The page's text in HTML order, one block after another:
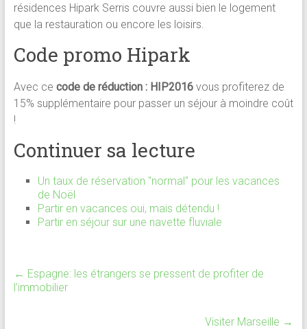
résidences Hipark Serris couvre aussi bien le logement
que la restauration ou encore les loisirs.
Code promo Hipark
Avec ce code de réduction : HIP2016vous profiterez de
15% supplémentaire pour passer un séjour à moindre coût
!
Continuer sa lecture
Un taux de réservation "normal" pour les vacances
de Noël
Partir en vacances oui, mais détendu !
Partir en séjour sur une navette fluviale
← Espagne: les étrangers se pressent de profiter de
l’immobilier
Visiter Marseille →